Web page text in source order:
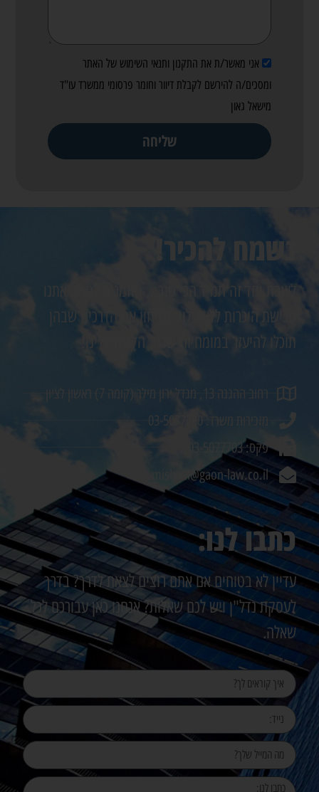
אני מאשר/ת את התקנון ותנאי השימוש של האתר
ומסכים/ה להירשם לקבלת דיוור וחומר פרסומי ממשרד עו"ד
מישאל גאון
שליחה
נשמח להכיר!
לשבת יחד זה תמיד הכי טוב… מוזמנים לתאם אתנו
פגישת היכרות ללא עלות ולבחון את הדרכים שבהן
תוכלו להיעזר במומחיות שלנו. הקפה עלינו!
רחוב ההגנה 13, מגדל ירון מילר (קומה 7) ראשון לציון
מזכירות משרד: 03-5077730
פקס: 03-5077703
mishael@gaon-law.co.il
כתבו לנו:
עדיין לא בטוחים אם אתם רוצים לצאת לדרך? בדרך
לעסקת נדל"ן ויש לכם שאלות? אנחנו כאן עבורכם לכל
שאלה.